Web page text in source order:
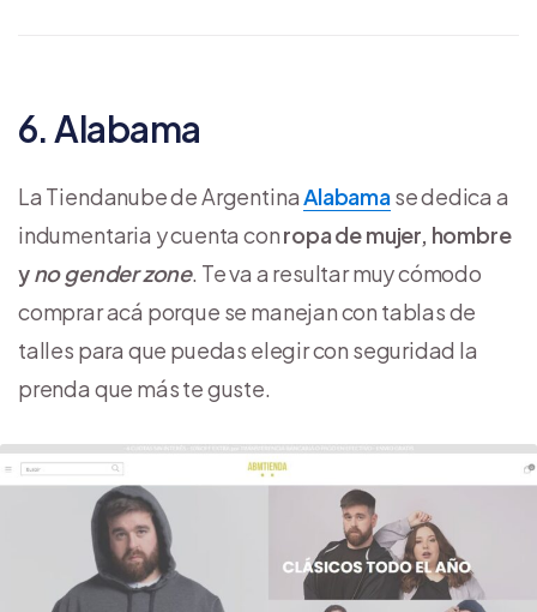
6. Alabama
La Tiendanube de ArgentinaAlabamase dedica a
indumentaria y cuenta conropa de mujer, hombre
yno gender zone. Te va a resultar muy cómodo
comprar acá porque se manejan con tablas de
talles para que puedas elegir con seguridad la
prenda que más te guste.